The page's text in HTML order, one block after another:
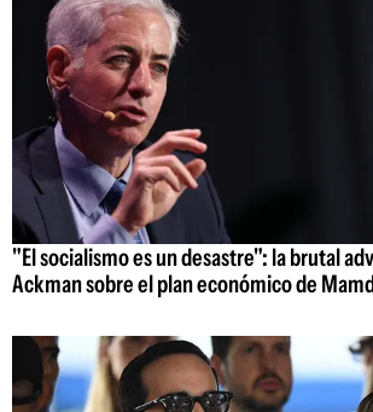
"El socialismo es un desastre": la brutal
Ackman sobre el plan económico de